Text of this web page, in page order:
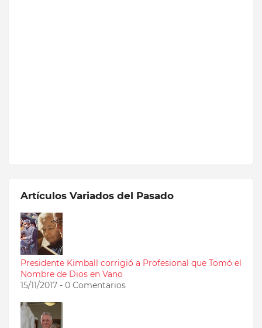
Artículos Variados del Pasado
Presidente Kimball corrigió a Profesional que Tomó el
Nombre de Dios en Vano
15/11/2017 - 0 Comentarios